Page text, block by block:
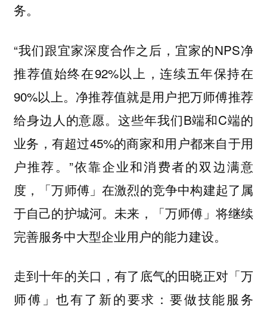
务。
“我们跟宜家深度合作之后，宜家的NPS净
推荐值始终在92%以上，连续五年保持在
90%以上。净推荐值就是用户把万师傅推荐
给身边人的意愿。这些年我们B端和C端的
业务，有超过45%的商家和用户都来自于用
户推荐。”依靠企业和消费者的双边满意
度，「万师傅」在激烈的竞争中构建起了属
于自己的护城河。未来，「万师傅」将继续
完善服务中大型企业用户的能力建设。
走到十年的关口，有了底气的田晓正对「万
师傅」也有了新的要求： 要做技能服务